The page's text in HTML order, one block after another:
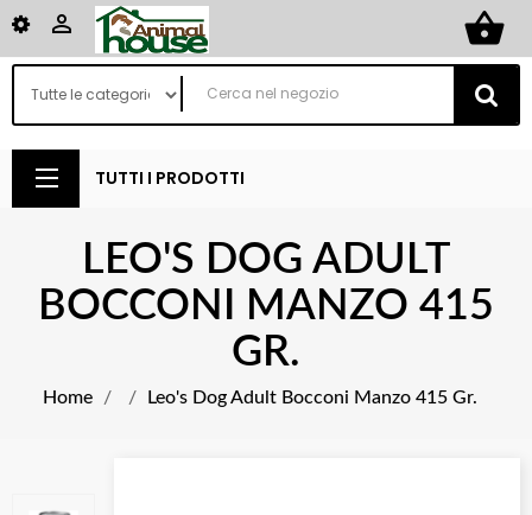
shopping_basket

TUTTI I PRODOTTI
LEO'S DOG ADULT
BOCCONI MANZO 415
GR.
Home Leo's Dog Adult Bocconi Manzo 415 Gr.